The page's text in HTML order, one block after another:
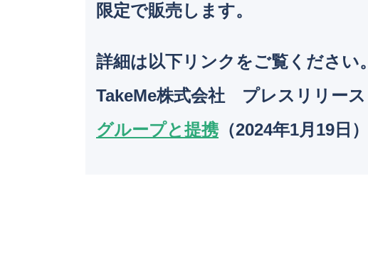
限定で販売します。
詳細は以下リンクをご覧ください。
TakeMe株式会社 プレスリリース
グループと提携（2024年1月19日）